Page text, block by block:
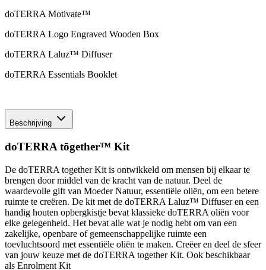
doTERRA Motivate™
doTERRA Logo Engraved Wooden Box
doTERRA Laluz™ Diffuser
doTERRA Essentials Booklet
Beschrijving
doTERRA tōgether™ Kit
De doTERRA together Kit is ontwikkeld om mensen bij elkaar te
brengen door middel van de kracht van de natuur. Deel de
waardevolle gift van Moeder Natuur, essentiële oliën, om een betere
ruimte te creëren. De kit met de doTERRA Laluz™ Diffuser en een
handig houten opbergkistje bevat klassieke doTERRA oliën voor
elke gelegenheid. Het bevat alle wat je nodig hebt om van een
zakelijke, openbare of gemeenschappelijke ruimte een
toevluchtsoord met essentiële oliën te maken. Creëer en deel de sfeer
van jouw keuze met de doTERRA together Kit. Ook beschikbaar
als Enrolment Kit